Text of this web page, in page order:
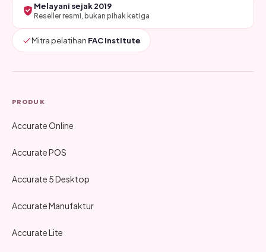
Melayani sejak 2019
Reseller resmi, bukan pihak ketiga
Mitra pelatihan FAC Institute
PRODUK
Accurate Online
Accurate POS
Accurate 5 Desktop
Accurate Manufaktur
Accurate Lite